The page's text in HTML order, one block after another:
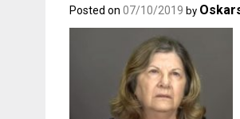
Posted on 07/10/2019 by